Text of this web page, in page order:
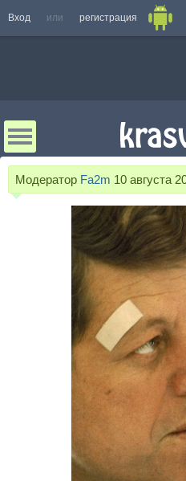
Вход или регистрация
Модератор Fa2m 10 августа